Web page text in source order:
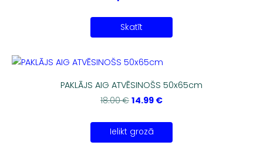
Skatīt
PAKLĀJS AIG ATVĒSINOŠS 50x65cm
18.00 € 14.99 €
Ielikt grozā